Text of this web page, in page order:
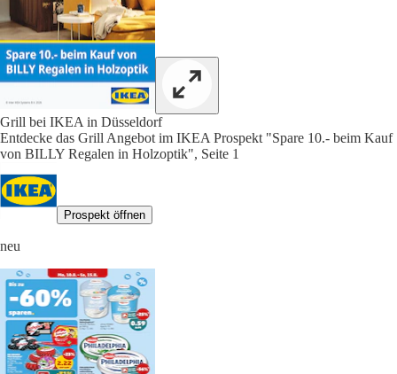
Grill bei IKEA in Düsseldorf
Entdecke das Grill Angebot im IKEA Prospekt "Spare 10.- beim Kauf
von BILLY Regalen in Holzoptik", Seite 1
Prospekt öffnen
neu